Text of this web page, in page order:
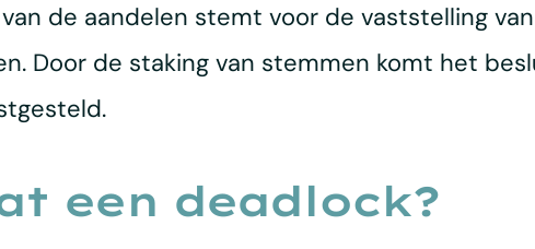
de aandelen stemt voor de vaststelling
Door de staking van stemmen komt het
een deadlock?